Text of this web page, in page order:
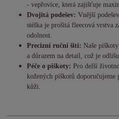
- vepřovice, která zajišťuje
Dvojitá podešev: Vnější
stélka je prošitá fleecová vrstva
odolnost.
Precizní ruční šití: Naše
a důrazem na detail, což je
Péče o piškoty: Pro delší
kožených piškotů
kůži.